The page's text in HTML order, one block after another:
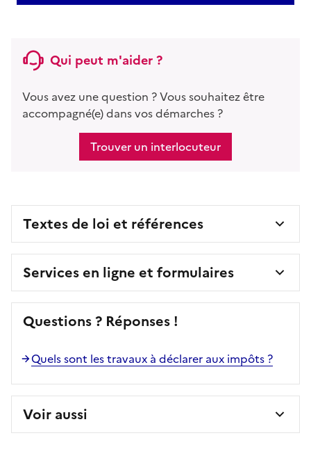
Qui peut m'aider ?
Vous avez une question ? Vous souhaitez être
accompagné(e) dans vos démarches ?
Trouver un interlocuteur
Textes de loi et références
Services en ligne et formulaires
Questions ? Réponses !
Quels sont les travaux à déclarer aux impôts ?
Voir aussi